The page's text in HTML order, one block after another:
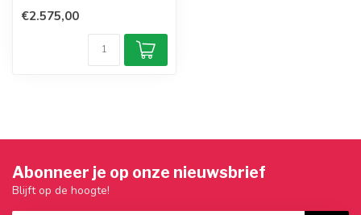
€2.575,00
Abonneer je op onze nieuwsbrief
Blijft op de hoogte!